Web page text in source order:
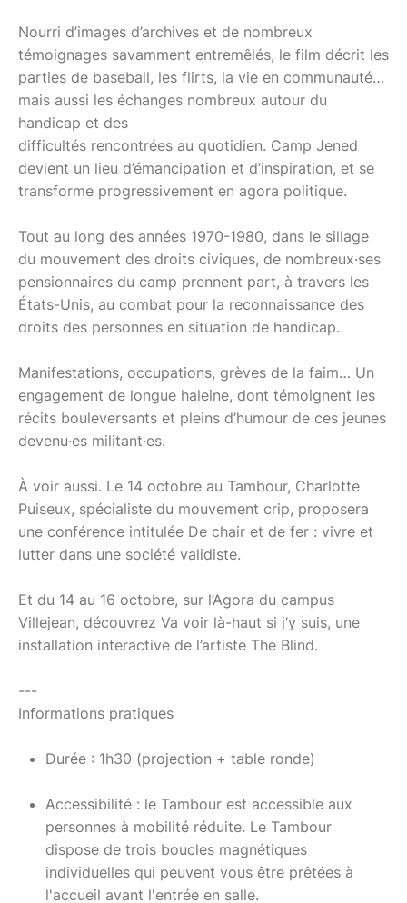
Nourri d’images d’archives et de nombreux
témoignages savamment entremêlés, le film décrit les
parties de baseball, les flirts, la vie en communauté…
mais aussi les échanges nombreux autour du
handicap et des
difficultés rencontrées au quotidien. Camp Jened
devient un lieu d’émancipation et d’inspiration, et se
transforme progressivement en agora politique.
Tout au long des années 1970-1980, dans le sillage
du mouvement des droits civiques, de nombreux·ses
pensionnaires du camp prennent part, à travers les
États-Unis, au combat pour la reconnaissance des
droits des personnes en situation de handicap.
Manifestations, occupations, grèves de la faim… Un
engagement de longue haleine, dont témoignent les
récits bouleversants et pleins d’humour de ces jeunes
devenu·es militant·es.
À voir aussi. Le 14 octobre au Tambour, Charlotte
Puiseux, spécialiste du mouvement crip, proposera
une conférence intitulée De chair et de fer : vivre et
lutter dans une société validiste.
Et du 14 au 16 octobre, sur l’Agora du campus
Villejean, découvrez Va voir là-haut si j’y suis, une
installation interactive de l’artiste The Blind.
---
Informations pratiques
Durée : 1h30 (projection + table ronde)
Accessibilité : le Tambour est accessible aux
personnes à mobilité réduite. Le Tambour
dispose de trois boucles magnétiques
individuelles qui peuvent vous être prêtées à
l'accueil avant l'entrée en salle.